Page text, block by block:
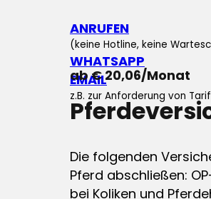
ANRUFEN
(keine Hotline, keine
WHATSAPP
EMAIL
z.B. zur Anforderung von
ab € 20,06/Monat
Die folgenden
Pferd abschließen:
bei Koliken und